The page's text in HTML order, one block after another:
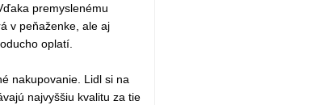
premyslenému
v peňaženke, ale aj
oplatí.
nakupovanie. Lidl si na
najvyššiu kvalitu za tie